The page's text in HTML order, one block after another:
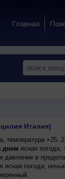
Главная
Италия)
температура
днем ясная погода,
давление в
ясная погода;